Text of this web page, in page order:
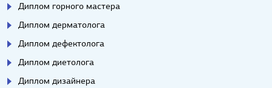
Диплом горного мастера
Диплом дерматолога
Диплом дефектолога
Диплом диетолога
Диплом дизайнера